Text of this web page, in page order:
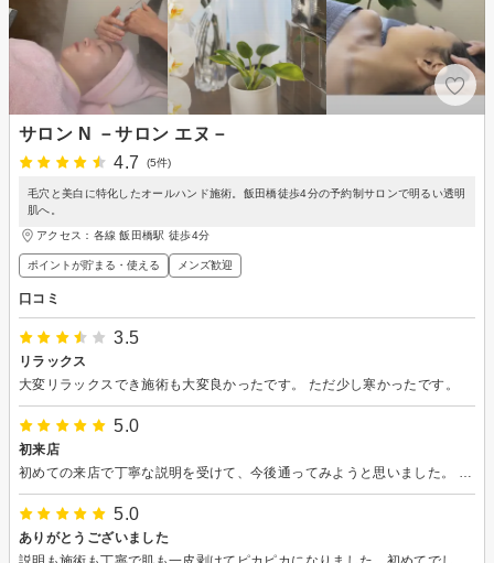
サロン N －サロン エヌ－
4.7
(5件)
毛穴と美白に特化したオールハンド施術。飯田橋徒歩4分の予約制サロンで明るい透明
肌へ。
アクセス：各線 飯田橋駅 徒歩4分
ポイントが貯まる・使える メンズ歓迎
口コミ
3.5
リラックス
大変リラックスでき施術も大変良かったです。 ただ少し寒かったです。
5.0
初来店
5.0
ありがとうございました